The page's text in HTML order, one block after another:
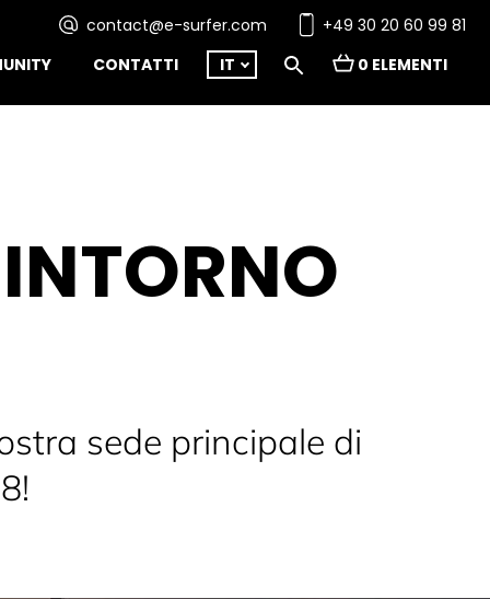
contact@e-surfer.com
+49 30 20 60 99 81
CONTATTI IT 0 ELEMENTI
sede principale di